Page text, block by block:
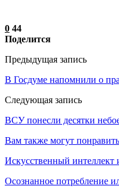
0 44
Поделится
Предыдущая запись
В Госдуме напомнили о
Следующая запись
ВСУ понесли десятки
Вам также могут
Искусственный
Осознанное потребление